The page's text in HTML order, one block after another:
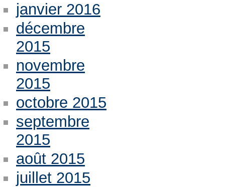
janvier 2016
décembre
2015
novembre
2015
octobre 2015
septembre
2015
août 2015
juillet 2015